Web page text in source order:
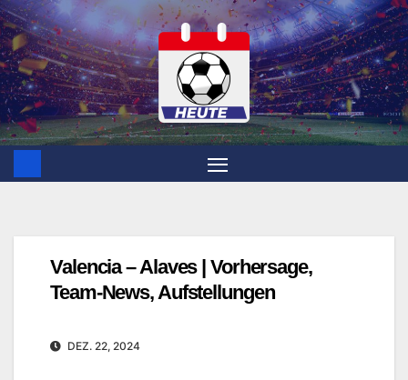
Zum
Inhalt
springen
Valencia – Alaves | Vorhersage,
Team-News, Aufstellungen
DEZ. 22, 2024